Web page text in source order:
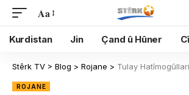
Aa
Kurdistan Jin Çand û Hûner
Stêrk TV > Blog > Rojane > Tulay Hatîmogûllari: Êrîşa li
ROJANE